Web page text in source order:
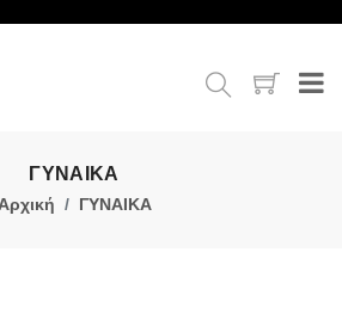
ΓΥΝΑΙΚΑ
Αρχική ΓΥΝΑΙΚΑ